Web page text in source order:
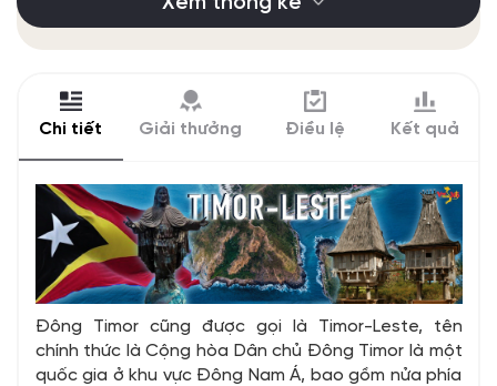
Chi tiết Giải thưởng Điều lệ Kết quả
Đông Timor cũng được gọi là Timor-Leste, tên
chính thức là Cộng hòa Dân chủ Đông Timor là một
quốc gia ở khu vực Đông Nam Á, bao gồm nửa phía